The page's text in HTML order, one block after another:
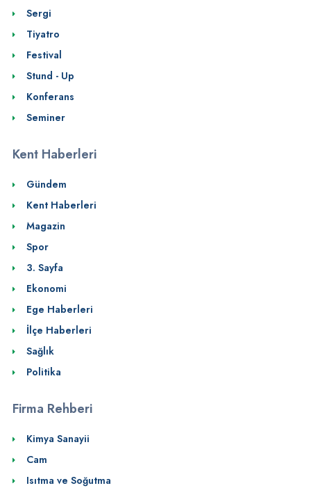
Sergi
Tiyatro
Festival
Stund - Up
Konferans
Seminer
Kent Haberleri
Gündem
Kent Haberleri
Magazin
Spor
3. Sayfa
Ekonomi
Ege Haberleri
İlçe Haberleri
Sağlık
Politika
Firma Rehberi
Kimya Sanayii
Cam
Isıtma ve Soğutma